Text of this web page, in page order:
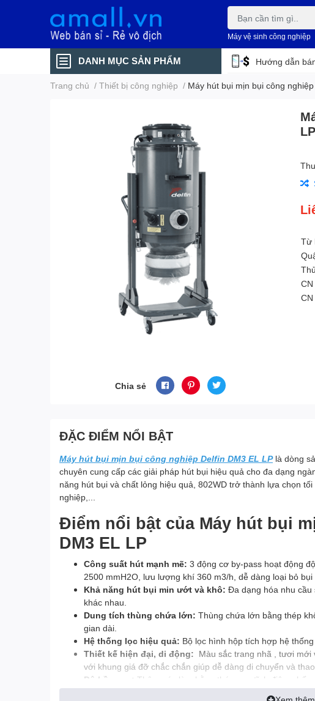
Máy vệ sinh công nghiệp
DANH MỤC SẢN PHẨM Hướng dẫn
Trang chủ / Thiết bị công nghiệp / Máy hút bụi mịn bụi công
Chia sẻ
LP
Từ
ĐẶC ĐIỂM NỔI BẬT
Máy hút bụi mịn bụi công nghiệp Delfin DM3 EL LPlà dòng
chuyên cung cấp các giải pháp hút bụi hiệu quả cho đa dạng
năng hút bụi và chất lỏng hiệu quả, 802WD trở thành lựa chọn
nghiệp,...
Điểm nổi bật của Máy hút bụi
DM3 EL LP
Công suất hút mạnh mẽ: 3 động cơ by-pass hoạt động
2500 mmH2O, lưu lượng khí 360 m3/h, dễ dàng loại bỏ
Khả năng hút bụi min ướt và khô: Đa dạng hóa nhu
khác nhau.
Dung tích thùng chứa lớn: Thùng chứa lớn bằng thép
gian dài.
Hệ thống lọc hiệu quả: Bộ lọc hình hộp tích hợp hệ
Thiết kế hiện đại, di động: Màu sắc trang nhã , tươi mới
với khung giá đỡ chắc chắn giúp dễ dàng di chuyển và
Độ bền cao: Thân máy làm bằng thép sơn tĩnh điện,